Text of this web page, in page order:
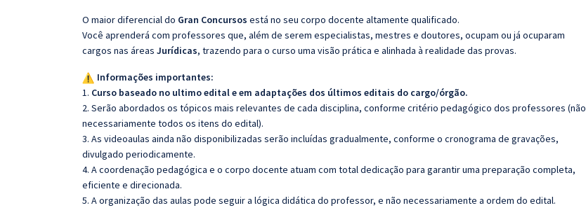
O maior diferencial do Gran Concursos está no seu corpo docente altamente qualificado.
Você aprenderá com professores que, além de serem especialistas, mestres e doutores, ocupam ou já ocuparam
cargos nas áreas Jurídicas, trazendo para o curso uma visão prática e alinhada à realidade das provas.
Informações importantes:
1. Curso baseado no ultimo edital e em adaptações dos últimos editais do cargo/órgão.
2. Serão abordados os tópicos mais relevantes de cada disciplina, conforme critério pedagógico dos professores (não
necessariamente todos os itens do edital).
3. As videoaulas ainda não disponibilizadas serão incluídas gradualmente, conforme o cronograma de gravações,
divulgado periodicamente.
4. A coordenação pedagógica e o corpo docente atuam com total dedicação para garantir uma preparação completa,
eficiente e direcionada.
5. A organização das aulas pode seguir a lógica didática do professor, e não necessariamente a ordem do edital.